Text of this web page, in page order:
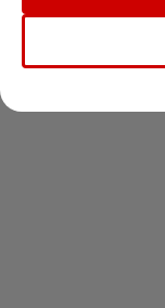
Newsletter